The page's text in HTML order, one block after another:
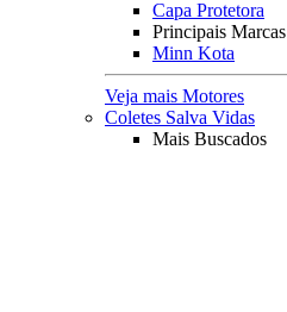
Capa Protetora
Principais Marcas
Minn Kota
Veja mais Motores
Coletes Salva Vidas
Mais Buscados